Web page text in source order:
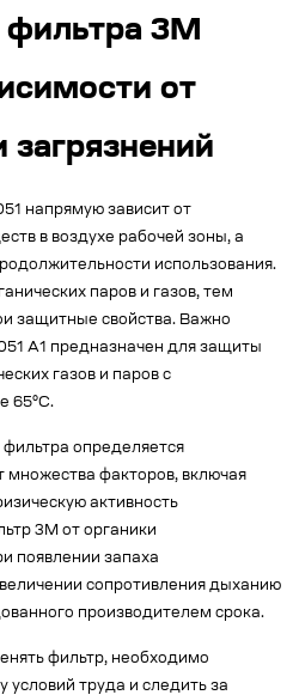
3M
от
загрязнений
напрямую зависит от
в воздухе рабочей зоны, а
использования.
паров и газов, тем
защитные свойства. Важно
A1 предназначен для защиты
газов и паров с
65°C.
определяется
множества факторов, включая
активность
3М от органики
появлении запаха
сопротивления дыханию
производителем срока.
фильтр, необходимо
условий труда и следить за